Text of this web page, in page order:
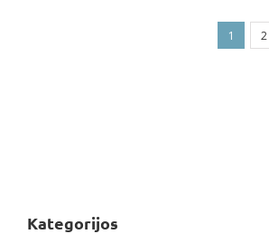
1 2
Kategorijos